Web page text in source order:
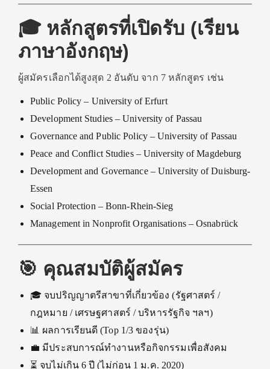
🎓 หลักสูตรที่เปิดรับ (เรียน
ภาษาอังกฤษ)
ผู้สมัครเลือกได้สูงสุด 2 อันดับ จาก 7 หลักสูตร เช่น
Public Policy – University of Erfurt
Development Studies – University of Passau
Governance and Public Policy – University of Passau
Peace and Conflict Studies – University of Magdeburg
Development and Governance – University of Duisburg-
Essen
Social Protection – Bonn-Rhein-Sieg
Management in Nonprofit Organisations – Osnabrück
🎯 คุณสมบัติผู้สมัคร
🎓 จบปริญญาตรีสาขาที่เกี่ยวข้อง (รัฐศาสตร์ /
กฎหมาย / เศรษฐศาสตร์ / บริหารรัฐกิจ ฯลฯ)
📊 ผลการเรียนดี (Top 1/3 ของรุ่น)
💼 มีประสบการณ์ทำงานหรือกิจกรรมเพื่อสังคม
⏳ จบไม่เกิน 6 ปี (ไม่ก่อน 1 ม.ค. 2020)